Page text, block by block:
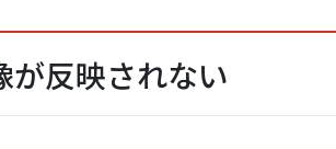
が反映されない